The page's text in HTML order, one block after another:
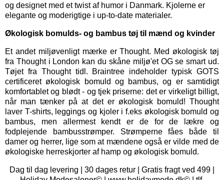
og designet med et twist af humor i Danmark. Kjolerne er
elegante og moderigtige i up-to-date materialer.
Økologisk bomulds- og bambus tøj til mænd og kvinder
Et andet miljøvenligt mærke erThought. Med økologisk tøj
fra Thought i London kan du skåne miljø'et OG se smart ud.
Tøjet fra Thought tidl. Braintree indeholder typisk GOTS
certificeret økologisk bomuld og bambus, og er samtidigt
komfortablet og blødt - og tjek priserne: det er virkeligt billigt,
når man tænker på at det er økologisk bomuld! Thought
laver T-shirts, leggings og kjoler i f.eks økologisk bomuld og
bambus, men allermest kendt er de for de lækre og
fodplejende bambusstrømper. Strømperne fåes både til
damer og herrer, lige som at mændene også er vilde med de
økologiske herreskjorter af hamp og økologisk bomuld.
Dag til dag levering | 30 dages retur | Gratis fragt ved 499 |